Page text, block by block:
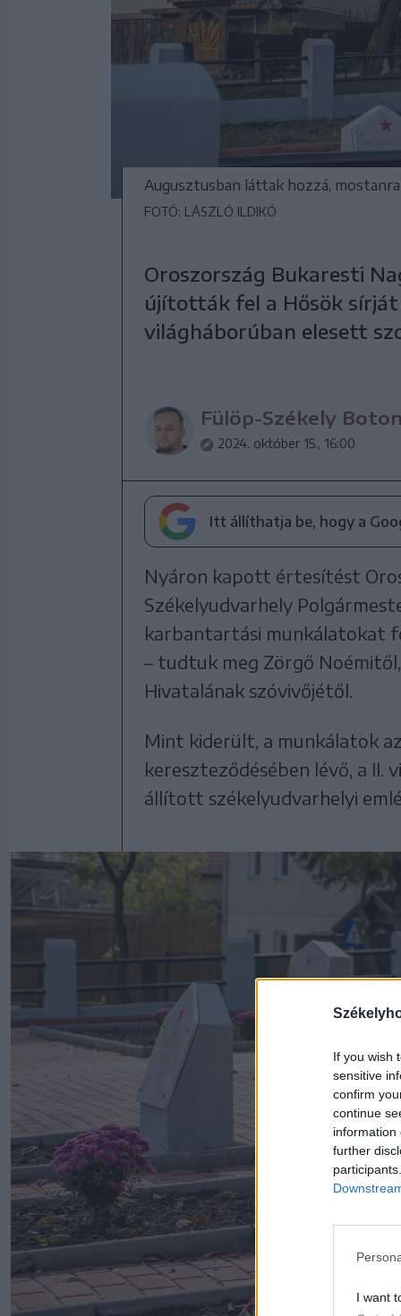
If you wish
sensitive
confirm
continue
information
further
I want
Augusztusban láttak hozzá,
FOTÓ: LÁSZLÓ ILDIKÓ
Oroszország Bukaresti
újították fel a Hősök sírját
világháborúban elesett
Fülöp-Székely
2024. október 15., 16:00
Itt állíthatja be, hogy a
Nyáron kapott értesítést
Székelyudvarhely
karbantartási munkálatokat
– tudtuk meg Zörgő
Hivatalának szóvivőjétől.
Mint kiderült, a munkálatok
kereszteződésében lévő, a
állított székelyudvarhelyi